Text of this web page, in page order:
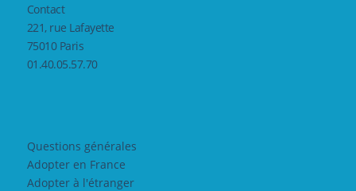
Contact
221, rue Lafayette
75010 Paris
01.40.05.57.70
Questions générales
Adopter en France
Adopter à l'étranger